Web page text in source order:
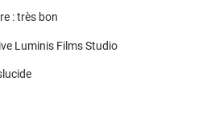
: très bon
Luminis Films Studio